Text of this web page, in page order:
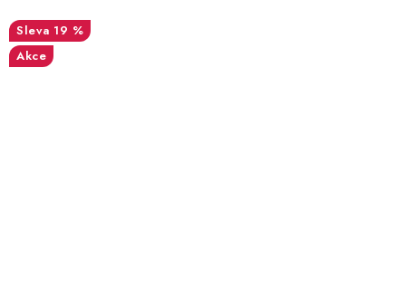
19 %
Akce